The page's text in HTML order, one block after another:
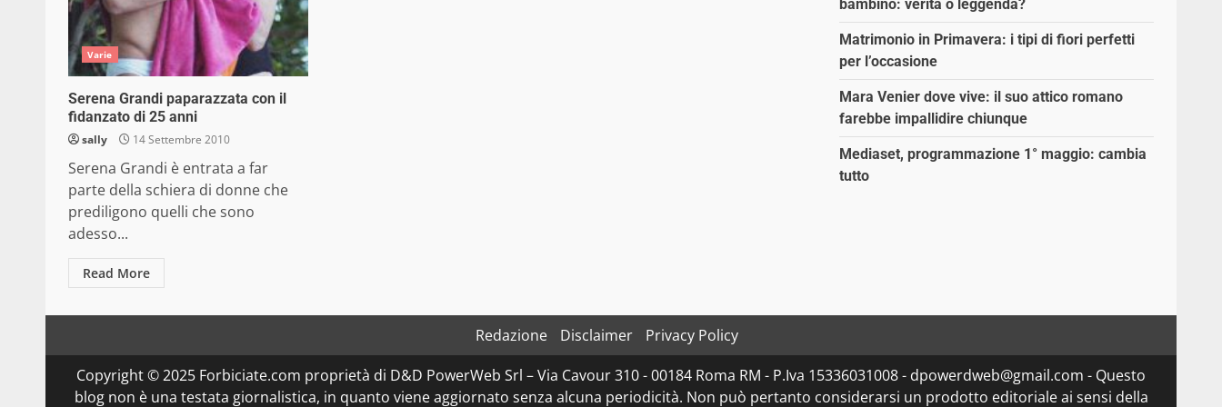
Varie
Serena Grandi paparazzata con il
fidanzato di 25 anni
sally 14 Settembre 2010
Serena Grandi è entrata a far
parte della schiera di donne che
prediligono quelli che sono
adesso...
Read More
bambino: verità o leggenda?
Matrimonio in Primavera: i tipi di fiori perfetti
per l’occasione
Mara Venier dove vive: il suo attico romano
farebbe impallidire chiunque
Mediaset, programmazione 1° maggio: cambia
tutto
Redazione Disclaimer
Privacy Policy
Copyright © 2025 Forbiciate.com proprietà di D&D PowerWeb Srl – Via Cavour 310 - 00184 Roma RM - P.Iva 15336031008 - dpowerdweb@gmail.com - Questo
blog non è una testata giornalistica, in quanto viene aggiornato senza alcuna periodicità. Non può pertanto considerarsi un prodotto editoriale ai sensi della